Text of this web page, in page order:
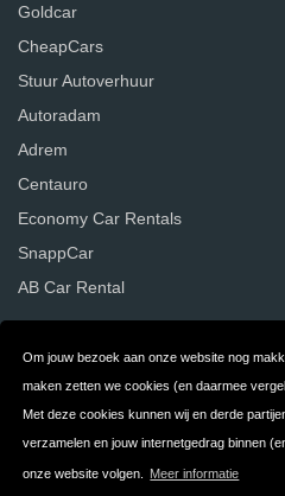
Om jouw bezoek aan onze website nog
maken zetten we cookies (en daarmee
Met deze cookies kunnen wij en derde
verzamelen en jouw internetgedrag binnen
onze website volgen. Meer informatie
Goldcar
CheapCars
Stuur Autoverhuur
Autoradam
Adrem
Centauro
Economy Car Rentals
SnappCar
AB Car Rental
Contact
Algemene